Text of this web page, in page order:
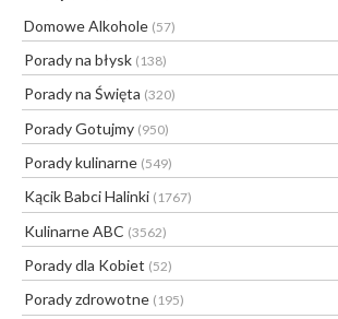
Domowe Alkohole (57)
Porady na błysk (138)
Porady na Święta (320)
Porady Gotujmy (950)
Porady kulinarne (549)
Kącik Babci Halinki (1767)
Kulinarne ABC (3562)
Porady dla Kobiet (52)
Porady zdrowotne (195)